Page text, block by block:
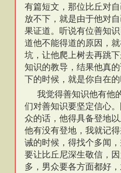
有篇短文，那位比丘对
放不下，就是由于他对
果证道。听说有位善知
道他不能得道的原因，
坑，让他爬上树去再跳
知识的教导，结果他真
下的时候，就是你自在
我觉得善知识他有他
们对善知识要坚定信心
众的话，他得具备登地
他有没有登地，我就记
诫的时候，得找个多闻
要让比丘尼深生敬信，
多，男众要各方面都好